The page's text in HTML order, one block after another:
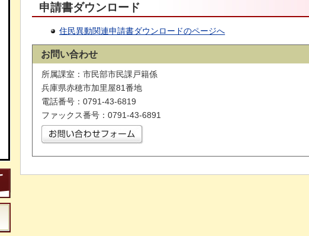
申請書ダウンロード
住民異動関連申請書ダウンロードのページへ
お問い合わせ
所属課室：市民部市民課戸籍係
兵庫県赤穂市加里屋81番地
電話番号：0791-43-6819
ファックス番号：0791-43-6891